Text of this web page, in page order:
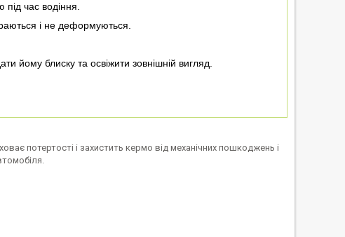
час водіння.
і не деформуються.
йому блиску та освіжити зовнішній вигляд.
потертості і захистить кермо від механічних пошкоджень і